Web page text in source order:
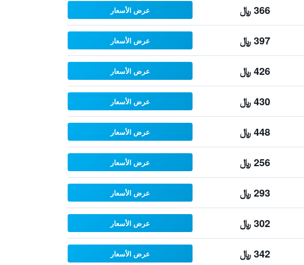
366 ﷼ عرض الأسعار
397 ﷼ عرض الأسعار
426 ﷼ عرض الأسعار
430 ﷼ عرض الأسعار
448 ﷼ عرض الأسعار
256 ﷼ عرض الأسعار
293 ﷼ عرض الأسعار
302 ﷼ عرض الأسعار
342 ﷼ عرض الأسعار